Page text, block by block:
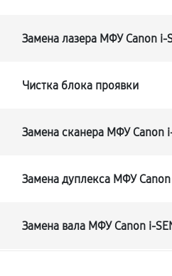
Замена лазера МФУ Canon i-
Чистка блока проявки
Замена сканера МФУ Canon
Замена дуплекса МФУ Canon
Замена вала МФУ Canon i-